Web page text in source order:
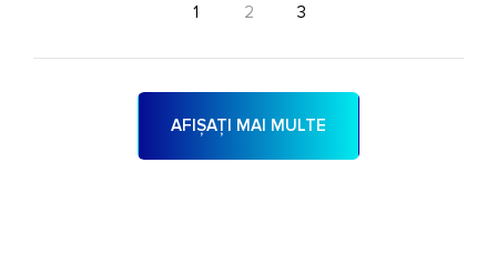
1 2 3
AFIȘAȚI MAI MULTE